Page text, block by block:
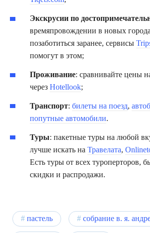
Экскрусии по
времяпровождении в новых
позаботиться заранее, сервисы
помогут в этом;
Проживание: сравнивайте цены
через Hotellook;
Транспорт: билеты на поезд,
попутные автомобили.
Туры: пакетные туры на любой
лучше искать на Травелата,
Есть туры от всех туроперторов,
скидки и распродажи.
пастель собрание в. я.